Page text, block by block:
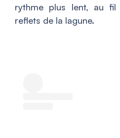
rythme plus lent, au
reflets de la lagune.